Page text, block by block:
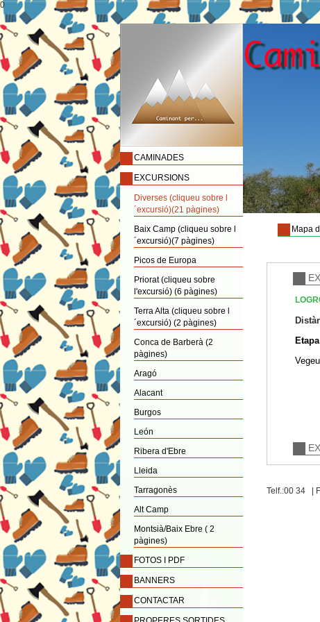
0
CAMINADES
EXCURSIONS
Diverses (cliqueu sobre l
´excursió)(21 pàgines)
Baix Camp (cliqueu sobre l
´excursió)(7 pàgines)
Picos de Europa
Priorat (cliqueu sobre
l'excursió) (6 pàgines)
Terra Alta (cliqueu sobre l
´excursió) (2 pàgines)
Conca de Barberà (2
pàgines)
Aragó
Alacant
Burgos
León
Ribera d'Ebre
Lleida
Tarragonès
Alt Camp
Montsià/Baix Ebre ( 2
pàgines)
FOTOS I PDF
BANNERS
CONTACTAR
Mapa
Telf.:00 34 |